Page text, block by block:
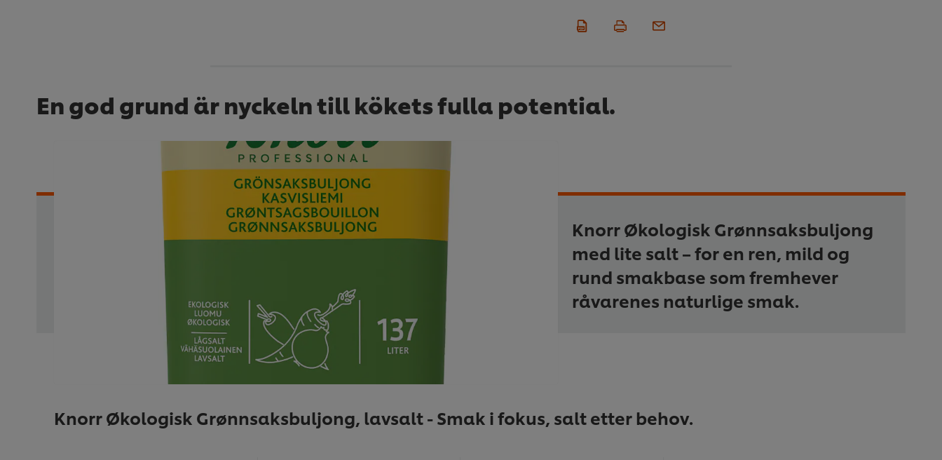
En god grund är nyckeln till kökets fulla potential.
Knorr Økologisk Grønnsaksbuljong
med lite salt – for en ren, mild og
rund smakbase som fremhever
råvarenes naturlige smak.
Knorr Økologisk Grønnsaksbuljong, lavsalt - Smak i fokus, salt etter behov.